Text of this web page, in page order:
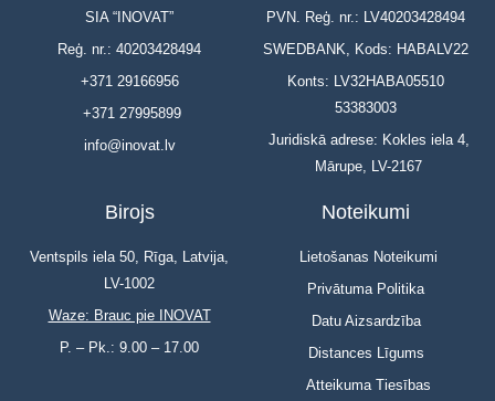
SIA “INOVAT”
Reģ. nr.: 40203428494
+371 29166956
+371 27995899
info@inovat.lv
PVN. Reģ. nr.: LV40203428494
SWEDBANK, Kods: HABALV22
Konts: LV32HABA05510
53383003
Juridiskā adrese: Kokles iela 4,
Mārupe, LV-2167
Birojs
Ventspils iela 50, Rīga, Latvija,
LV-1002
Waze: Brauc pie INOVAT
P. – Pk.: 9.00 – 17.00
Noteikumi
Lietošanas Noteikumi
Privātuma Politika
Datu Aizsardzība
Distances Līgums
Atteikuma Tiesības